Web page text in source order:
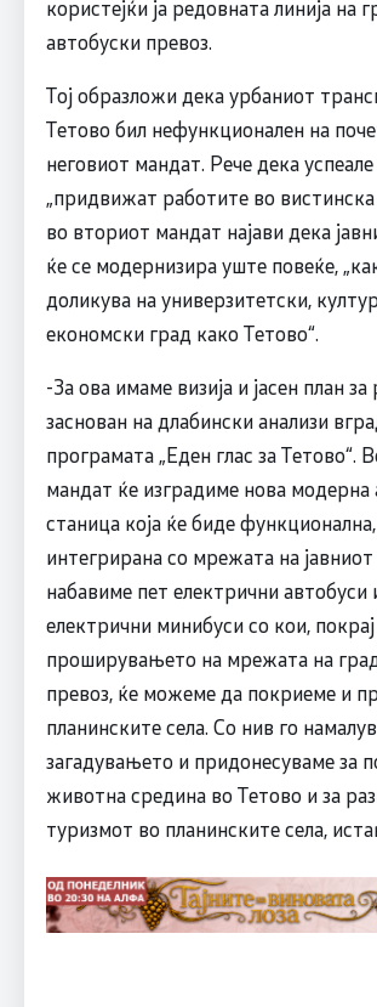
користејќи ја редовната линија на
автобуски превоз.
Тој образложи дека урбаниот
Тетово бил нефункционален на
неговиот мандат. Рече дека
„придвижат работите во вистинска
во вториот мандат најави дека
ќе се модернизира уште повеќе,
доликува на универзитетски,
економски град како Тетово“.
-За ова имаме визија и јасен план за
заснован на длабински анализи
програмата „Еден глас за Тетово“.
мандат ќе изградиме нова модерна
станица која ќе биде
интегрирана со мрежата на
набавиме пет електрични автобуси
електрични минибуси со кои, покрај
проширувањето на мрежата на
превоз, ќе можеме да покриеме и
планинските села. Со нив го
загадувањето и придонесуваме за
животна средина во Тетово и за
туризмот во планинските села,